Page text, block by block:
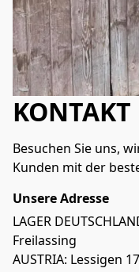
KONTAKT
Besuchen Sie uns,
Kunden mit der
Unsere Adresse
LAGER
Freilassing
AUSTRIA: Lessigen